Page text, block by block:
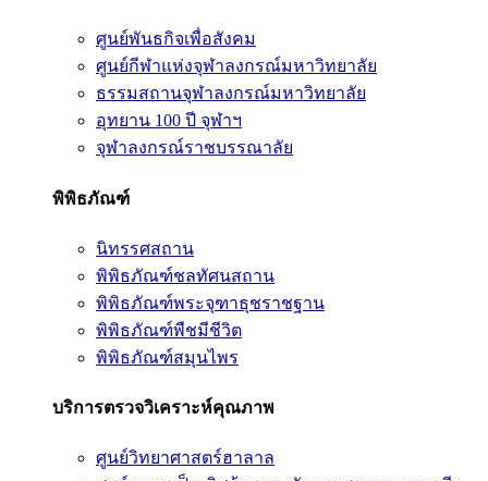
ศูนย์พันธกิจเพื่อสังคม
ศูนย์กีฬาแห่งจุฬาลงกรณ์มหาวิทยาลัย
ธรรมสถานจุฬาลงกรณ์มหาวิทยาลัย
อุทยาน 100 ปี จุฬาฯ
จุฬาลงกรณ์ราชบรรณาลัย
พิพิธภัณฑ์
นิทรรศสถาน
พิพิธภัณฑ์ชลทัศนสถาน
พิพิธภัณฑ์พระจุฑาธุชราชฐาน
พิพิธภัณฑ์พืชมีชีวิต
พิพิธภัณฑ์สมุนไพร
บริการตรวจวิเคราะห์คุณภาพ
ศูนย์วิทยาศาสตร์ฮาลาล